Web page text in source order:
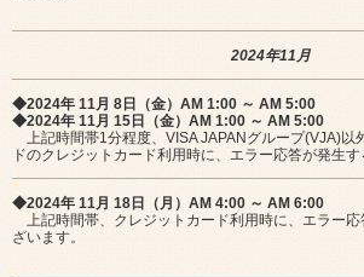
2024年11月
◆2024年 11月 8日（金）AM 1:00 ～ AM 5:00
◆2024年 11月 15日（金）AM 1:00 ～ AM 5:00
上記時間帯1分程度、VISA JAPANグループ(VJA)以
ドのクレジットカード利用時に、エラー応答が発生す
◆2024年 11月 18日（月）AM 4:00 ～ AM 6:00
上記時間帯、クレジットカード利用時に、エラー
ざいます。